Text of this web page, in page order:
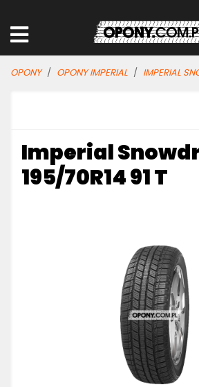
OPONY OPONY IMPERIAL IMPERIAL
Imperial
195/70R14 91 T